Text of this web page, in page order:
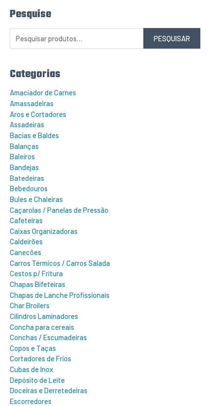
Pesquise
P
e
p
:
PESQUISAR
Categorias
Amaciador de Carnes
Amassadeiras
Aros e Cortadores
Assadeiras
Bacias e Baldes
Balanças
Baleiros
Bandejas
Batedeiras
Bebedouros
Bules e Chaleiras
Caçarolas / Panelas de Pressão
Cafeteiras
Caixas Organizadoras
Caldeirões
Canecões
Carros Térmicos / Carros Salada
Cestos p/ Fritura
Chapas Bifeteiras
Chapas de Lanche Profissionais
Char Broilers
Cilindros Laminadores
Concha para cereais
Conchas / Escumadeiras
Copos e Taças
Cortadores de Frios
Cubas de Inox
Depósito de Leite
Doceiras e Derretedeiras
Escorredores